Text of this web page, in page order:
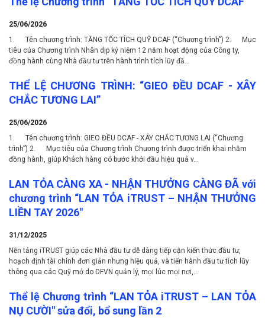
25/06/2026
1. Tên chương trình: TĂNG TỐC TÍCH QUỸ DCAF (“Chương trình”) 2. Mục
tiêu của Chương trình Nhân dịp kỷ niệm 12 năm hoạt động của Công ty,
đồng hành cùng Nhà đầu tư trên hành trình tích lũy đầ...
THỂ LỆ CHƯƠNG TRÌNH: “GIEO ĐỀU DCAF - XÂY
CHẮC TƯƠNG LAI”
25/06/2026
1. Tên chương trình: GIEO ĐỀU DCAF - XÂY CHẮC TƯƠNG LAI (“Chương
trình”) 2. Mục tiêu của Chương trình Chương trình được triển khai nhằm
đồng hành, giúp Khách hàng có bước khởi đầu hiệu quả v...
LAN TỎA CÀNG XA - NHẬN THƯỞNG CÀNG ĐÃ với
chương trình “LAN TỎA iTRUST – NHẬN THƯỞNG
LIỀN TAY 2026"
31/12/2025
Nền tảng iTRUST giúp các Nhà đầu tư dễ dàng tiếp cận kiến thức đầu tư,
hoạch định tài chính đơn giản nhưng hiệu quả, và tiến hành đầu tư tích lũy
thông qua các Quỹ mở do DFVN quản lý, mọi lúc mọi nơi,...
Thể lệ Chương trình “LAN TỎA iTRUST – LAN TỎA
NỤ CƯỜI" sửa đổi, bổ sung lần 2